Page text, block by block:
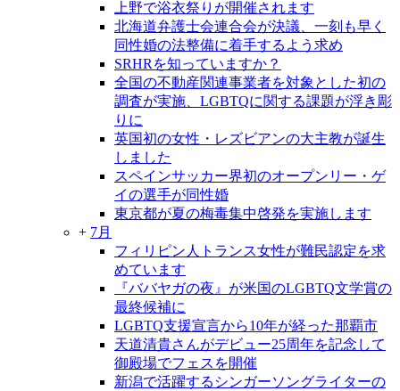
上野で浴衣祭りが開催されます
北海道弁護士会連合会が決議、一刻も早く
同性婚の法整備に着手するよう求め
SRHRを知っていますか？
全国の不動産関連事業者を対象とした初の
調査が実施、LGBTQに関する課題が浮き彫
りに
英国初の女性・レズビアンの大主教が誕生
しました
スペインサッカー界初のオープンリー・ゲ
イの選手が同性婚
東京都が夏の梅毒集中啓発を実施します
+ 7月
フィリピン人トランス女性が難民認定を求
めています
『ババヤガの夜』が米国のLGBTQ文学賞の
最終候補に
LGBTQ支援宣言から10年が経った那覇市
天道清貴さんがデビュー25周年を記念して
御殿場でフェスを開催
新潟で活躍するシンガーソングライターの